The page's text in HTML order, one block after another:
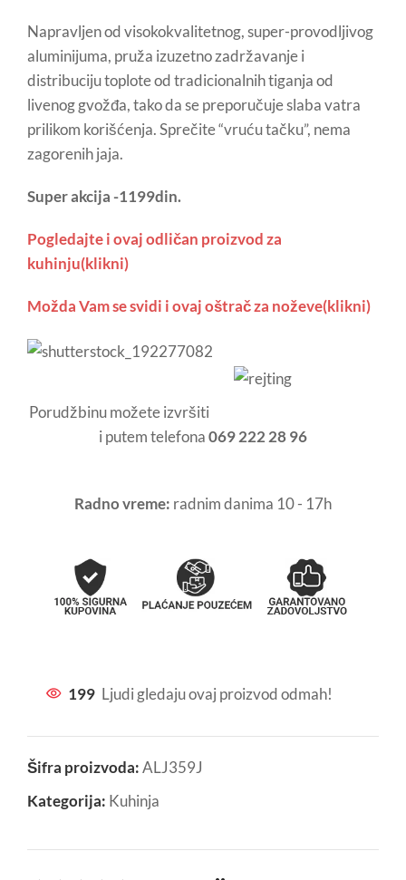
Napravljen od visokokvalitetnog, super-provodljivog
aluminijuma, pruža izuzetno zadržavanje i
distribuciju toplote od tradicionalnih tiganja od
livenog gvožđa, tako da se preporučuje slaba vatra
prilikom korišćenja. Sprečite “vruću tačku”, nema
zagorenih jaja.
Super akcija -1199din.
Pogledajte i ovaj odličan proizvod za
kuhinju(klikni)
Možda Vam se svidi i ovaj oštrač za noževe(klikni)
Porudžbinu možete izvršiti
i putem telefona069 222 28 96
Radno vreme: radnim danima 10 - 17h
199 Ljudi gledaju ovaj proizvod odmah!
Šifra proizvoda:ALJ359J
Kategorija: Kuhinja